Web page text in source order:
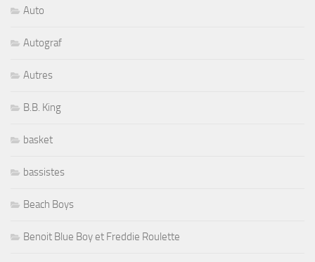
Auto
Autograf
Autres
B.B. King
basket
bassistes
Beach Boys
Benoit Blue Boy et Freddie Roulette